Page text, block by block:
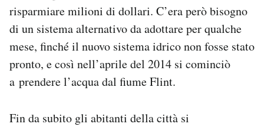
risparmiare milioni di dollari. C’era però bisogno
di un sistema alternativo da adottare per qualche
mese, finché il nuovo sistema idrico non fosse stato
pronto, e così nell’aprile del 2014 si cominciò
a prendere l’acqua dal fiume Flint.
Fin da subito gli abitanti della città si